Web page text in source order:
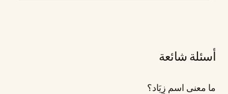
أسئلة شائعة
ما معنى اسم زِيَاد؟